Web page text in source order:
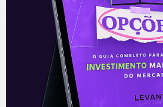
em torno do Orçamento de
aprovado com
desalinhadas com a
Leia mais
01/04/2021